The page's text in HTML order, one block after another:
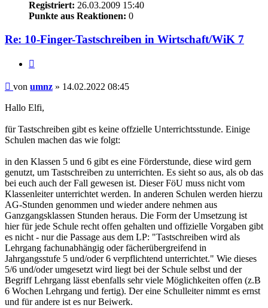
Registriert: 26.03.2009 15:40
Punkte aus Reaktionen: 0
Re: 10-Finger-Tastschreiben in Wirtschaft/WiK 7
Beitrag
von umnz » 14.02.2022 08:45
Hallo Elfi,
für Tastschreiben gibt es keine offzielle Unterrichtsstunde. Einige
Schulen machen das wie folgt:
in den Klassen 5 und 6 gibt es eine Förderstunde, diese wird gern
genutzt, um Tastschreiben zu unterrichten. Es sieht so aus, als ob das
bei euch auch der Fall gewesen ist. Dieser FöU muss nicht vom
Klassenleiter unterrichtet werden. In anderen Schulen werden hierzu
AG-Stunden genommen und wieder andere nehmen aus
Ganzgangsklassen Stunden heraus. Die Form der Umsetzung ist
hier für jede Schule recht offen gehalten und offizielle Vorgaben gibt
es nicht - nur die Passage aus dem LP: "Tastschreiben wird als
Lehrgang fachunabhängig oder fächerübergreifend in
Jahrgangsstufe 5 und/oder 6 verpflichtend unterrichtet." Wie dieses
5/6 und/oder umgesetzt wird liegt bei der Schule selbst und der
Begriff Lehrgang lässt ebenfalls sehr viele Möglichkeiten offen (z.B
6 Wochen Lehrgang und fertig). Der eine Schulleiter nimmt es ernst
und für andere ist es nur Beiwerk.